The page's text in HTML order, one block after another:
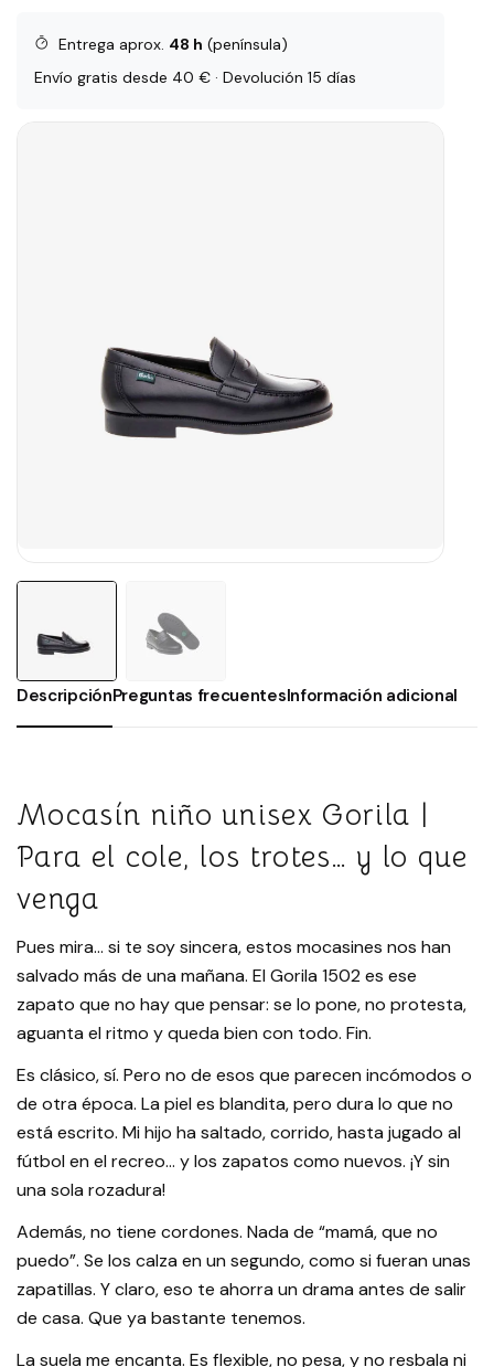
Entrega aprox. 48 h (península)
Envío gratis desde 40 € · Devolución 15 días
DescripciónPreguntas frecuentesInformación adicional
Mocasín niño unisex Gorila |
Para el cole, los trotes… y lo que
venga
Pues mira… si te soy sincera, estos mocasines nos han
salvado más de una mañana. El Gorila 1502 es ese
zapato que no hay que pensar: se lo pone, no protesta,
aguanta el ritmo y queda bien con todo. Fin.
Es clásico, sí. Pero no de esos que parecen incómodos o
de otra época. La piel es blandita, pero dura lo que no
está escrito. Mi hijo ha saltado, corrido, hasta jugado al
fútbol en el recreo… y los zapatos como nuevos. ¡Y sin
una sola rozadura!
Además, no tiene cordones. Nada de “mamá, que no
puedo”. Se los calza en un segundo, como si fueran unas
zapatillas. Y claro, eso te ahorra un drama antes de salir
de casa. Que ya bastante tenemos.
La suela me encanta. Es flexible, no pesa, y no resbala ni